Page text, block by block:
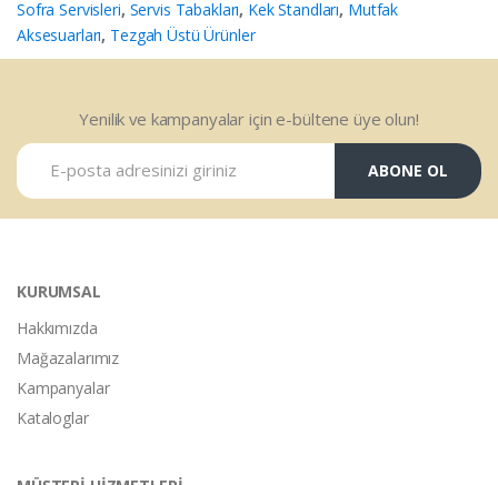
Sofra Servisleri, Servis Tabakları, Kek Standları, Mutfak
Aksesuarları, Tezgah Üstü Ürünler
Yenilik ve kampanyalar için e-bültene üye olun!
ABONE OL
KURUMSAL
Hakkımızda
Mağazalarımız
Kampanyalar
Kataloglar